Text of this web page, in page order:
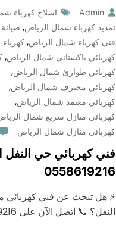
Admin اصلاح كهرباء
تمديد كهرباء شمال الرياض,
فني كهرباء شمال الرياض,
كهربائي باكستاني شمال الرياض,
كهربائي طوارئ شمال الرياض,
كهربائي محترف شمال الرياض,
كهربائي معتمد شمال الرياض,
كهربائي منازل سريع شمال
كهربائي منازل شمال الرياض
فني كهربائي حي النفل
0558619216
⚡ هل تبحث عن فني
النفل؟ 📞 اتصل الآن على 0558619216!…